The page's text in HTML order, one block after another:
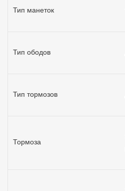
Тип манеток
Тип ободов
Тип тормозов
Тормоза